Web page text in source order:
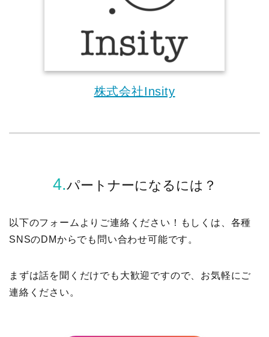
株式会社Insity
4.パートナーになるには？
以下のフォームよりご連絡ください！もしくは、各種
SNSのDMからでも問い合わせ可能です。
まずは話を聞くだけでも大歓迎ですので、お気軽にご
連絡ください。